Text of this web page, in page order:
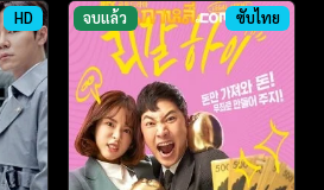
HD จบแล้ว ซับไทย